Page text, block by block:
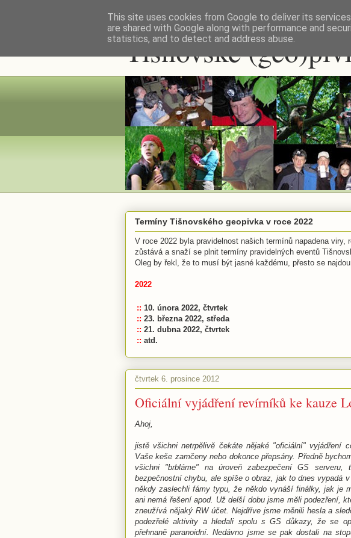
Tišnovské
Termíny Tišnovského geopivka v roce 2022
V roce 2022 byla pravidelnost našich termínů napadena viry,
zůstává a snaží se plnit termíny pravidelných eventů
Oleg by řekl, že to musí být jasné každému, přesto se
2022
:: 10. února 2022, čtvrtek
:: 23. března 2022, středa
:: 21. dubna 2022, čtvrtek
:: atd.
čtvrtek 6. prosince 2012
Oficiální vyjádření revírníků ke kauze
Ahoj,
jistě všichni netrpělivě čekáte nějaké "oficiální" vyjádření
Vaše keše zamčeny nebo dokonce přepsány. Předně
všichni "brbláme" na úroveň zabezpečení GS
bezpečnostní chybu, ale spíše o obraz, jak to dnes vypadá
někdy zaslechli fámy typu, že někdo vynáší finálky, jak je
ani nemá řešení apod. Už delší dobu jsme měli podezření,
zneužívá nějaký RW účet. Nejdříve jsme měnili hesla a
podezřelé aktivity a hledali spolu s GS důkazy, že se
přehnaně paranoidní. Nedávno jsme se pak dostali na
This site uses cookies from Google to deliver its
are shared with Google along with performance and
statistics, and to detect and address abuse.